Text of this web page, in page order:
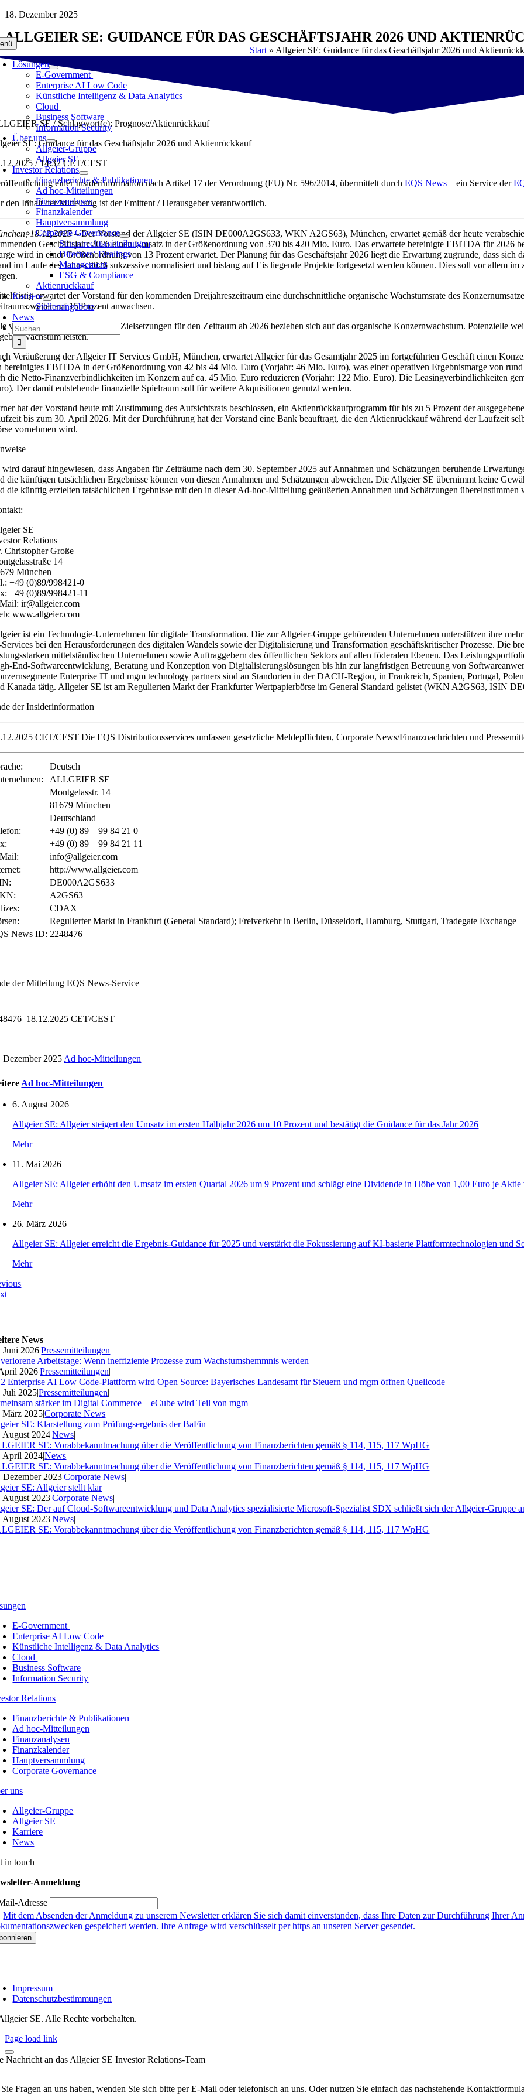
Zum
springen
Lösungen
E-Government
Enterprise AI Low Code
Künstliche Intelligenz & Data Analytics
Cloud
Business Software
Information Security
Über uns
Allgeier-Gruppe
Allgeier SE
Investor Relations
Finanzberichte & Publikationen
Ad hoc-Mitteilungen
Finanzanalysen
Finanzkalender
Hauptversammlung
Corporate Governance
Stimmrechtsmitteilungen
Directors‘ Dealings
Management
ESG & Compliance
Aktienrückkauf
Karriere
Stellenangebote
News
Suche
nach:
18. Dezember 2025
ALLGEIER SE: GUIDANCE FÜR DAS GESCHÄFTSJAHR 2026 UND
Start » Allgeier SE: Guidance für das Geschäftsjahr 2026 und
SE / Schlagwort(e): Prognose/Aktienrückkauf
SE: Guidance für das Geschäftsjahr 2026 und Aktienrückkauf
/ 14:32 CET/CEST
einer Insiderinformation nach Artikel 17 der Verordnung (EU) Nr. 596/2014, übermittelt durchEQS News – ein Service der
den Inhalt der Mitteilung ist der Emittent / Herausgeber verantwortlich.
18.12.2025– Der Vorstand der Allgeier SE (ISIN DE000A2GS633, WKN A2GS63), München, erwartet gemäß der heute
Geschäftsjahr 2026 einen Umsatz in der Größenordnung von 370 bis 420 Mio. Euro. Das erwartete bereinigte EBITDA für
wird in einer Größenordnung von 13 Prozent erwartet. Der Planung für das Geschäftsjahr 2026 liegt die Erwartung zugrunde, dass
im Laufe des Jahres 2026 sukzessive normalisiert und bislang auf Eis liegende Projekte fortgesetzt werden können. Dies soll vor allem
erwartet der Vorstand für den kommenden Dreijahreszeitraum eine durchschnittliche organische Wachstumsrate des
weiter auf 15 Prozent anwachsen.
vorgenannten Planzahlen und Zielsetzungen für den Zeitraum ab 2026 beziehen sich auf das organische Konzernwachstum. Potenzielle
leisten.
Veräußerung der Allgeier IT Services GmbH, München, erwartet Allgeier für das Gesamtjahr 2025 im fortgeführten Geschäft einen
bereinigtes EBITDA in der Größenordnung von 42 bis 44 Mio. Euro (Vorjahr: 46 Mio. Euro), was einer operativen Ergebnismarge von
die Netto-Finanzverbindlichkeiten im Konzern auf ca. 45 Mio. Euro reduzieren (Vorjahr: 122 Mio. Euro). Die Leasingverbindlichkeiten
Der damit entstehende finanzielle Spielraum soll für weitere Akquisitionen genutzt werden.
hat der Vorstand heute mit Zustimmung des Aufsichtsrats beschlossen, ein Aktienrückkaufprogramm für bis zu 5 Prozent der
bis zum 30. April 2026. Mit der Durchführung hat der Vorstand eine Bank beauftragt, die den Aktienrückkauf während der Laufzeit
vornehmen wird.
wird darauf hingewiesen, dass Angaben für Zeiträume nach dem 30. September 2025 auf Annahmen und Schätzungen beruhende
die künftigen tatsächlichen Ergebnisse können von diesen Annahmen und Schätzungen abweichen. Die Allgeier SE übernimmt keine
die künftig erzielten tatsächlichen Ergebnisse mit den in dieser Ad-hoc-Mitteilung geäußerten Annahmen und Schätzungen übereinstimmen
SE
Relations
Christopher Große
14
München
+49 (0)89/998421-0
+49 (0)89/998421-11
ir@allgeier.com
www.allgeier.com
ist ein Technologie-Unternehmen für digitale Transformation. Die zur Allgeier-Gruppe gehörenden Unternehmen unterstützen ihre
bei den Herausforderungen des digitalen Wandels sowie der Digitalisierung und Transformation geschäftskritischer Prozesse. Die
mittelständischen Unternehmen sowie Auftraggebern des öffentlichen Sektors auf allen föderalen Ebenen. Das
End-Softwareentwicklung, Beratung und Konzeption von Digitalisierungslösungen bis hin zur langfristigen Betreuung von
Enterprise IT und mgm technology partners sind an Standorten in der DACH-Region, in Frankreich, Spanien, Portugal,
Kanada tätig. Allgeier SE ist am Regulierten Markt der Frankfurter Wertpapierbörse im General Standard gelistet (WKN A2GS63, ISIN
der Insiderinformation
CET/CEST Die EQS Distributionsservices umfassen gesetzliche Meldepflichten, Corporate News/Finanznachrichten und
Deutsch
ALLGEIER SE
Montgelasstr. 14
81679 München
Deutschland
+49 (0) 89 – 99 84 21 0
+49 (0) 89 – 99 84 21 11
info@allgeier.com
http://www.allgeier.com
DE000A2GS633
A2GS63
CDAX
Regulierter Markt in Frankfurt (General Standard); Freiverkehr in Berlin, Düsseldorf, Hamburg, Stuttgart, Tradegate Exchange
News ID: 2248476
der Mitteilung EQS News-Service
18.12.2025 CET/CEST
Dezember 2025|Ad hoc-Mitteilungen|
Ad hoc-Mitteilungen
6. August 2026
Allgeier SE: Allgeier steigert den Umsatz im ersten Halbjahr 2026 um 10 Prozent und bestätigt die Guidance für das Jahr 2026
Mehr
11. Mai 2026
Allgeier SE: Allgeier erhöht den Umsatz im ersten Quartal 2026 um 9 Prozent und schlägt eine Dividende in Höhe von 1,00 Euro je Aktie
Mehr
26. März 2026
Allgeier SE: Allgeier erreicht die Ergebnis-Guidance für 2025 und verstärkt die Fokussierung auf KI‑basierte Plattformtechnologien und
Mehr
News
Juni 2026|Pressemitteilungen|
Arbeitstage: Wenn ineffiziente Prozesse zum Wachstumshemmnis werden
2026|Pressemitteilungen|
Enterprise AI Low Code-Plattform wird Open Source: Bayerisches Landesamt für Steuern und mgm öffnen Quellcode
Juli 2025|Pressemitteilungen|
stärker im Digital Commerce – eCube wird Teil von mgm
März 2025|Corporate News|
SE: Klarstellung zum Prüfungsergebnis der BaFin
August 2024|News|
SE: Vorabbekanntmachung über die Veröffentlichung von Finanzberichten gemäß § 114, 115, 117 WpHG
April 2024|News|
SE: Vorabbekanntmachung über die Veröffentlichung von Finanzberichten gemäß § 114, 115, 117 WpHG
Dezember 2023|Corporate News|
SE: Allgeier stellt klar
August 2023|Corporate News|
SE: Der auf Cloud-Softwareentwicklung und Data Analytics spezialisierte Microsoft-Spezialist SDX schließt sich der Allgeier-Gruppe
August 2023|News|
SE: Vorabbekanntmachung über die Veröffentlichung von Finanzberichten gemäß § 114, 115, 117 WpHG
E-Government
Enterprise AI Low Code
Künstliche Intelligenz & Data Analytics
Cloud
Business Software
Information Security
Relations
Finanzberichte & Publikationen
Ad hoc-Mitteilungen
Finanzanalysen
Finanzkalender
Hauptversammlung
Corporate Governance
uns
Allgeier-Gruppe
Allgeier SE
Karriere
News
in touch
Anmeldung
Adresse
Mit dem Absenden der Anmeldung zu unserem Newsletter erklären Sie sich damit einverstanden, dass Ihre Daten zur Durchführung Ihrer
gespeichert werden. Ihre Anfrage wird verschlüsselt per https an unseren Server gesendet.
Impressum
Datenschutzbestimmungen
SE. Alle Rechte vorbehalten.
Page load link
Nachricht an das Allgeier SE Investor Relations-Team
Fragen an uns haben, wenden Sie sich bitte per E-Mail oder telefonisch an uns. Oder nutzen Sie einfach das nachstehende